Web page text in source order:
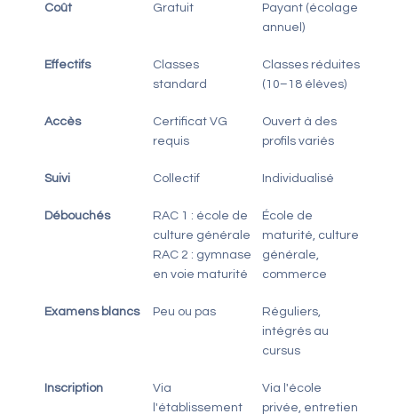
Coût Gratuit
Payant (écolage
annuel)
Effectifs
Classes
standard
Classes réduites
(10–18 élèves)
Accès
Certificat VG
requis
Ouvert à des
profils variés
Suivi Collectif Individualisé
Débouchés
RAC 1 : école de
culture générale
RAC 2 : gymnase
en voie maturité
École de
maturité, culture
générale,
commerce
Examens blancs Peu ou pas
Réguliers,
intégrés au
cursus
Inscription
Via
l'établissement
Via l'école
privée, entretien